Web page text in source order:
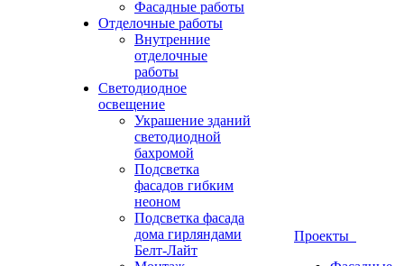
Фасадные работы
Отделочные работы
Внутренние
отделочные
работы
Светодиодное
освещение
Украшение зданий
светодиодной
бахромой
Подсветка
фасадов гибким
неоном
Подсветка фасада
дома гирляндами
Белт-Лайт
Проекты